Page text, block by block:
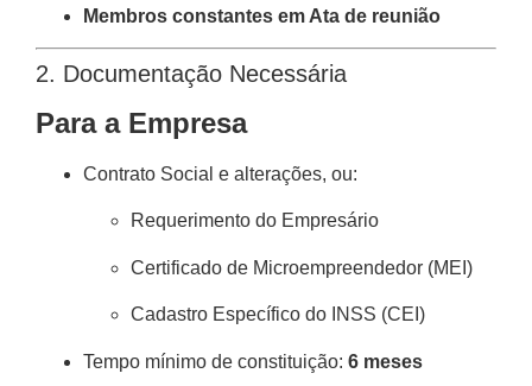
Membros constantes em Ata de reunião
2. Documentação Necessária
Para a Empresa
Contrato Social e alterações, ou:
Requerimento do Empresário
Certificado de Microempreendedor (MEI)
Cadastro Específico do INSS (CEI)
Tempo mínimo de constituição: 6 meses